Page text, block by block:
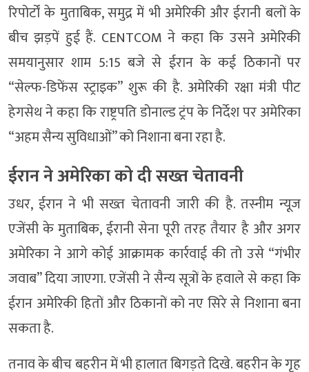
रिपोर्टों के मुताबिक, समुद्र में भी अमेरिकी और ईरानी बलों के
बीच झड़पें हुई हैं. CENTCOM ने कहा कि उसने अमेरिकी
समयानुसार शाम 5:15 बजे से ईरान के कई ठिकानों पर
“सेल्फ-डिफेंस स्ट्राइक” शुरू की है. अमेरिकी रक्षा मंत्री पीट
हेगसेथ ने कहा कि राष्ट्रपति डोनाल्ड ट्रंप के निर्देश पर अमेरिका
“अहम सैन्य सुविधाओं” को निशाना बना रहा है.
ईरान ने अमेरिका को दी सख्त चेतावनी
उधर, ईरान ने भी सख्त चेतावनी जारी की है. तस्नीम न्यूज
एजेंसी के मुताबिक, ईरानी सेना पूरी तरह तैयार है और अगर
अमेरिका ने आगे कोई आक्रामक कार्रवाई की तो उसे “गंभीर
जवाब” दिया जाएगा. एजेंसी ने सैन्य सूत्रों के हवाले से कहा कि
ईरान अमेरिकी हितों और ठिकानों को नए सिरे से निशाना बना
सकता है.
तनाव के बीच बहरीन में भी हालात बिगड़ते दिखे. बहरीन के गृह